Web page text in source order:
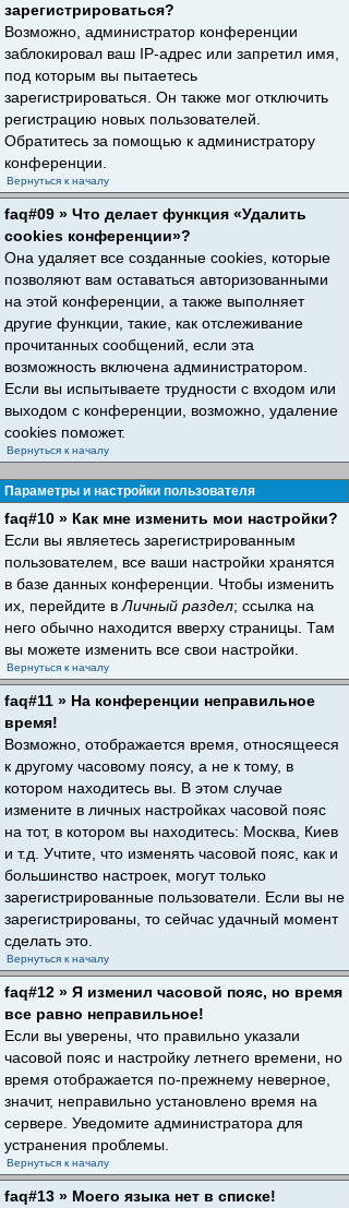
зарегистрироваться?
Возможно, администратор конференции
заблокировал ваш IP-адрес или запретил имя,
под которым вы пытаетесь
зарегистрироваться. Он также мог отключить
регистрацию новых пользователей.
Обратитесь за помощью к администратору
конференции.
Вернуться к началу
faq#09 » Что делает функция «Удалить
cookies конференции»?
Она удаляет все созданные cookies, которые
позволяют вам оставаться авторизованными
на этой конференции, а также выполняет
другие функции, такие, как отслеживание
прочитанных сообщений, если эта
возможность включена администратором.
Если вы испытываете трудности с входом или
выходом с конференции, возможно, удаление
cookies поможет.
Вернуться к началу
Параметры и настройки пользователя
faq#10 » Как мне изменить мои настройки?
Если вы являетесь зарегистрированным
пользователем, все ваши настройки хранятся
в базе данных конференции. Чтобы изменить
их, перейдите в Личный раздел; ссылка на
него обычно находится вверху страницы. Там
вы можете изменить все свои настройки.
Вернуться к началу
faq#11 » На конференции неправильное
время!
Возможно, отображается время, относящееся
к другому часовому поясу, а не к тому, в
котором находитесь вы. В этом случае
измените в личных настройках часовой пояс
на тот, в котором вы находитесь: Москва, Киев
и т.д. Учтите, что изменять часовой пояс, как и
большинство настроек, могут только
зарегистрированные пользователи. Если вы не
зарегистрированы, то сейчас удачный момент
сделать это.
Вернуться к началу
faq#12 » Я изменил часовой пояс, но время
все равно неправильное!
Если вы уверены, что правильно указали
часовой пояс и настройку летнего времени, но
время отображается по-прежнему неверное,
значит, неправильно установлено время на
сервере. Уведомите администратора для
устранения проблемы.
Вернуться к началу
faq#13 » Моего языка нет в списке!